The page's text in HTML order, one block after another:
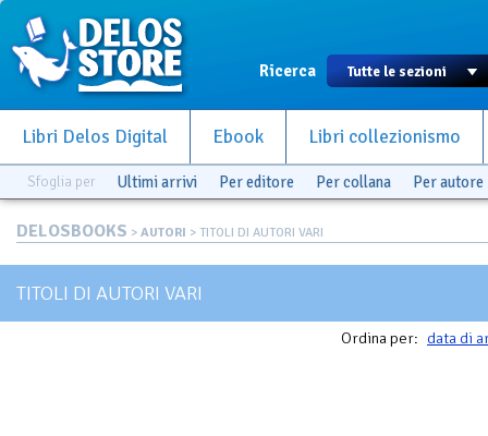
Ricerca
Libri Delos Digital Ebook Libri collezionismo
Sfoglia per Ultimi arrivi Per editore Per collana Per autore
DELOSBOOKS > AUTORI > TITOLI DI AUTORI VARI
TITOLI DI AUTORI VARI
Ordina per: data di